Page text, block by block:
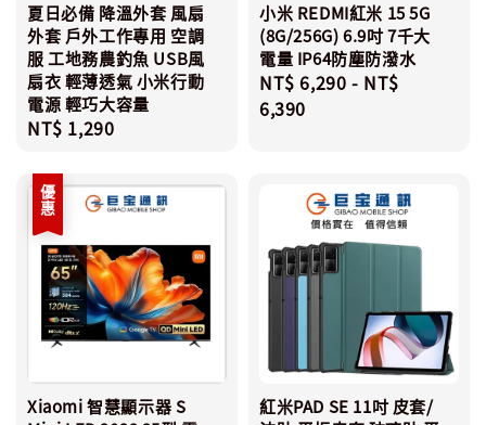
夏日必備 降溫外套 風扇
外套 戶外工作專用 空調
服 工地務農釣魚 USB風
扇衣 輕薄透氣 小米行動
電源 輕巧大容量
Regular
NT$ 1,290
小米 REDMI紅米 15 5G
(8G/256G) 6.9吋 7千大
電量 IP64防塵防潑水
Regular
price
NT$ 6,290 - NT$
6,390
優惠
Xiaomi 智慧顯示器 S
紅米PAD SE 11吋 皮套/